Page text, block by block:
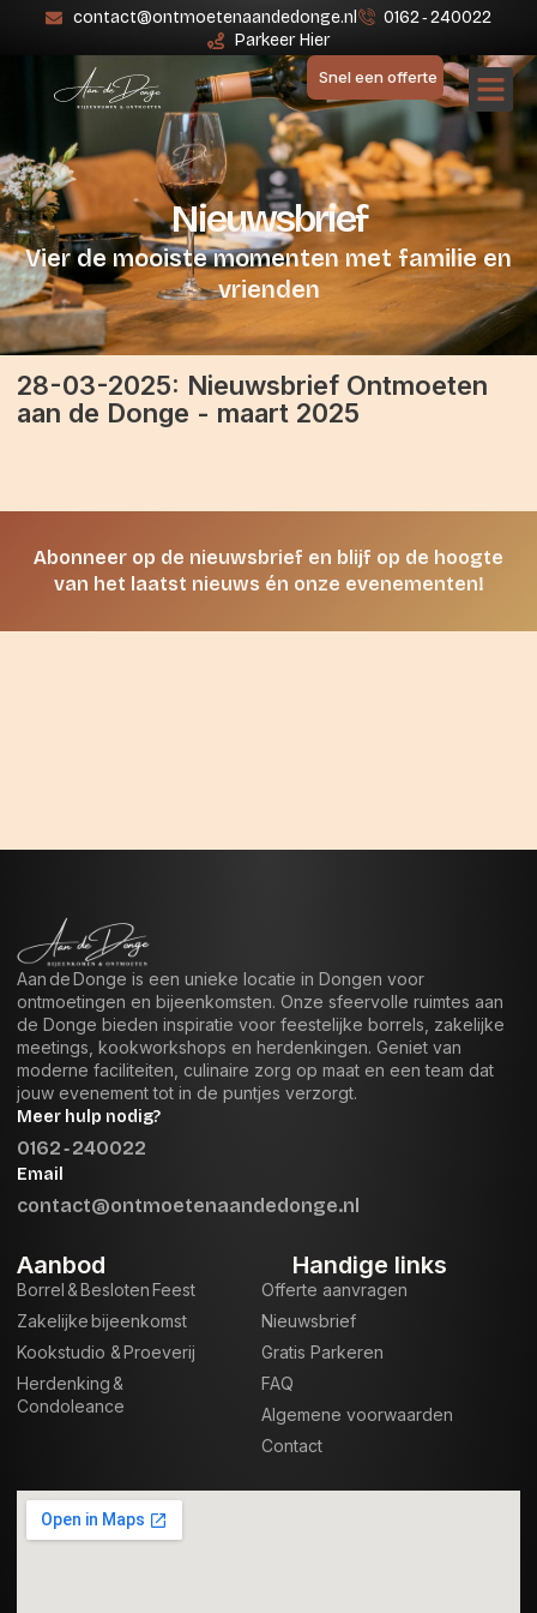
contact@ontmoetenaandedonge.nl
0162 ‑ 240022
Parkeer Hier
Snel een offerte
Nieuwsbrief
Vier de mooiste momenten met familie en
vrienden
28-03-2025: Nieuwsbrief Ontmoeten
aan de Donge - maart 2025
Abonneer op de nieuwsbrief en blijf op de hoogte
van het laatst nieuws én onze evenementen!
Aan de Donge is een unieke locatie in Dongen voor
ontmoetingen en bijeenkomsten. Onze sfeervolle ruimtes aan
de Donge bieden inspiratie voor feestelijke borrels, zakelijke
meetings, kookworkshops en herdenkingen. Geniet van
moderne faciliteiten, culinaire zorg op maat en een team dat
jouw evenement tot in de puntjes verzorgt.
Meer hulp nodig?
0162 ‑ 240022
Email
contact@ontmoetenaandedonge.nl
Aanbod
Borrel & Besloten Feest
Zakelijke bijeenkomst
Kookstudio & Proeverij
Herdenking &
Condoleance
Handige links
Offerte aanvragen
Nieuwsbrief
Gratis Parkeren
FAQ
Algemene voorwaarden
Contact